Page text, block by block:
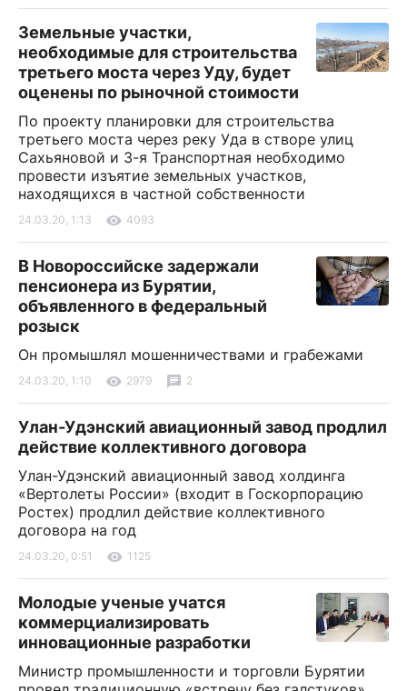
Земельные участки,
необходимые для строительства
третьего моста через Уду, будет
оценены по рыночной стоимости
По проекту планировки для строительства
третьего моста через реку Уда в створе улиц
Сахьяновой и 3-я Транспортная необходимо
провести изъятие земельных участков,
находящихся в частной собственности
24.03.20, 1:13 4093
В Новороссийске задержали
пенсионера из Бурятии,
объявленного в федеральный
розыск
Он промышлял мошенничествами и грабежами
24.03.20, 1:10 2979 2
Улан-Удэнский авиационный завод продлил
действие коллективного договора
Улан-Удэнский авиационный завод холдинга
«Вертолеты России» (входит в Госкорпорацию
Ростех) продлил действие коллективного
договора на год
24.03.20, 0:51 1125
Молодые ученые учатся
коммерциализировать
инновационные разработки
Министр промышленности и торговли Бурятии